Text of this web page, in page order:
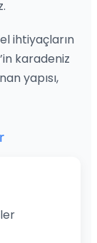
ihtiyaçların
karadeniz
yapısı,